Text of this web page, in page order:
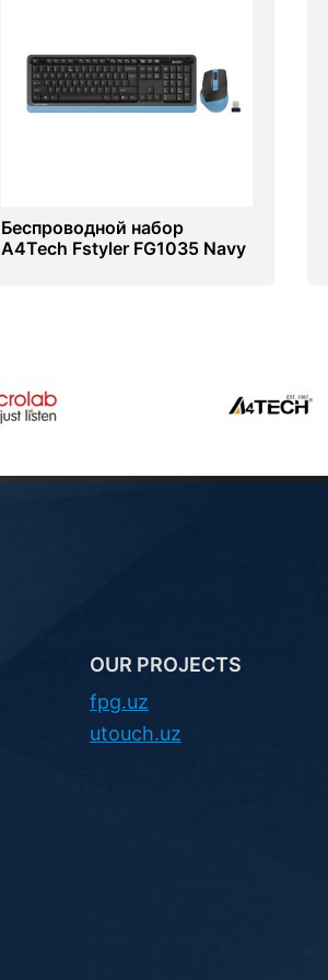
Беспроводной набор
A4Tech Fstyler FG1035 Navy
OUR PROJECTS
fpg.uz
utouch.uz